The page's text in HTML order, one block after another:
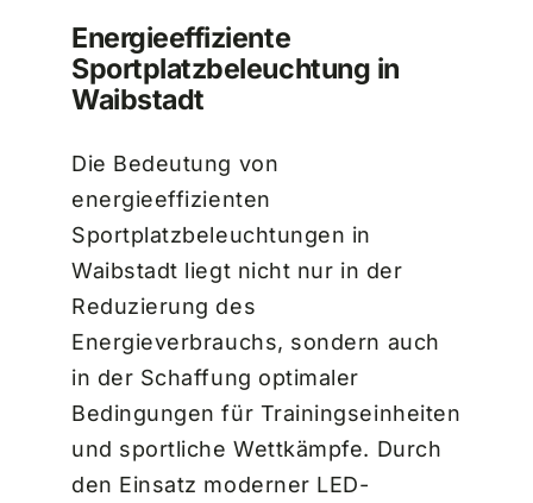
Energieeffiziente
Sportplatzbeleuchtung in
Waibstadt
Die Bedeutung von
energieeffizienten
Sportplatzbeleuchtungen in
Waibstadt liegt nicht nur in der
Reduzierung des
Energieverbrauchs, sondern auch
in der Schaffung optimaler
Bedingungen für Trainingseinheiten
und sportliche Wettkämpfe. Durch
den Einsatz moderner LED-